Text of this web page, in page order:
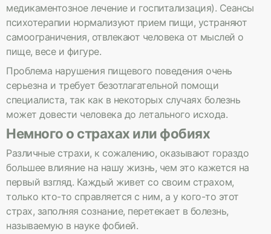
медикаментозное лечение и госпитализация). Сеансы
психотерапии нормализуют прием пищи, устраняют
самоограничения, отвлекают человека от мыслей о
пище, весе и фигуре.
Проблема нарушения пищевого поведения очень
серьезна и требует безотлагательной помощи
специалиста, так как в некоторых случаях болезнь
может довести человека до летального исхода.
Немного о страхах или фобиях
Различные страхи, к сожалению, оказывают гораздо
большее влияние на нашу жизнь, чем это кажется на
первый взгляд. Каждый живет со своим страхом,
только кто-то справляется с ним, а у кого-то этот
страх, заполняя сознание, перетекает в болезнь,
называемую в науке фобией.